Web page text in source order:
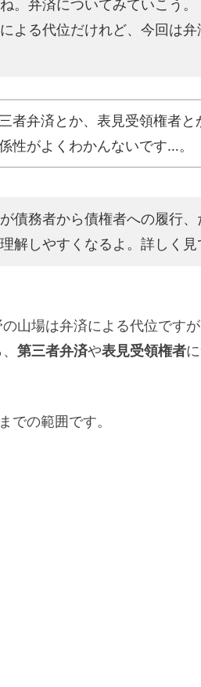
。弁済についてみていこう。
よる代位だけれど、今回は
者弁済とか、表見受領権者と
性がよくわかんないです…。
債務者から債権者への履行、
解しやすくなるよ。詳しく見
山場は弁済による代位です
第三者弁済や表見受領権者
での範囲です。